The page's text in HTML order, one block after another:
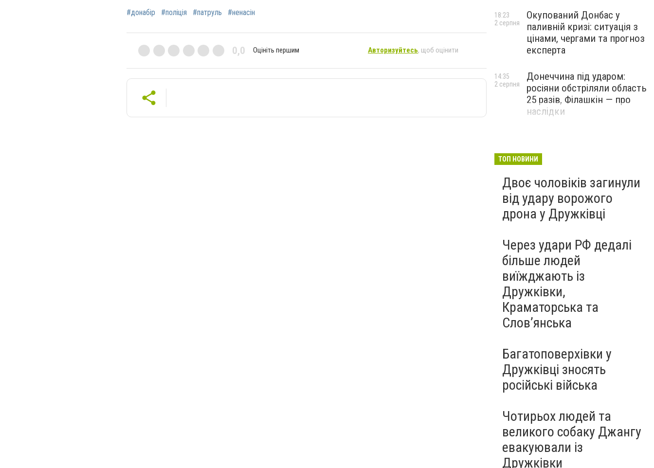
#донабір #поліція #патруль #ненасін
0,0 Оцініть першим Авторизуйтесь, щоб оцінити
Окупований Донбас у
паливній кризі: ситуація з
цінами, чергами та прогноз
експерта
18:23
2 серпня
Донеччина під ударом:
росіяни обстріляли область
25 разів, Філашкін — про
наслідки
14:35
2 серпня
ТОП НОВИНИ
Двоє чоловіків загинули
від удару ворожого
дрона у Дружківці
Через удари РФ дедалі
більше людей
виїжджають із
Дружківки,
Краматорська та
Слов’янська
Багатоповерхівки у
Дружківці зносять
російські війська
Чотирьох людей та
великого собаку Джангу
евакуювали із
Дружківки